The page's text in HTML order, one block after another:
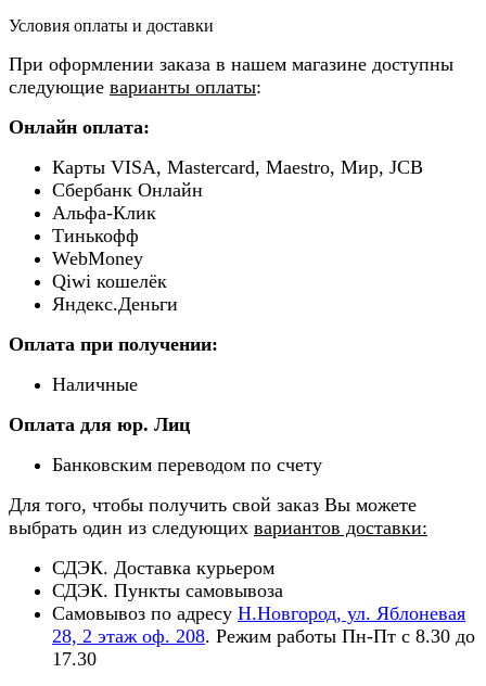
Условия оплаты и доставки
При оформлении заказа в нашем магазине доступны
следующие варианты оплаты:
Онлайн оплата:
Карты VISA, Mastercard, Maestro, Мир, JCB
Сбербанк Онлайн
Альфа-Клик
Тинькофф
WebMoney
Qiwi кошелёк
Яндекс.Деньги
Оплата при получении:
Наличные
Оплата для юр. Лиц
Банковским переводом по счету
Для того, чтобы получить свой заказ Вы можете
выбрать один из следующих вариантов доставки:
СДЭК. Доставка курьером
СДЭК. Пункты самовывоза
Самовывоз по адресу Н.Новгород, ул. Яблоневая
28, 2 этаж оф. 208. Режим работы Пн-Пт с 8.30 до
17.30